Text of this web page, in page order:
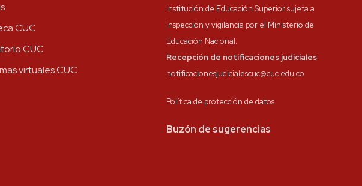
CUC
CUC
virtuales CUC
Institución de Educación Superior sujeta a
inspección y vigilancia por el Ministerio de
Educación Nacional.
Recepción de notificaciones judiciales
notificacionesjudicialescuc@cuc.edu.co
Política de protección de datos
Buzón de sugerencias